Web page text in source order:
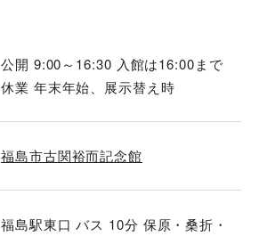
公開 9:00～16:30 入館は16:00まで
休業 年末年始、展示替え時
福島市古関裕而記念館
福島駅東口 バス 10分 保原・桑折・